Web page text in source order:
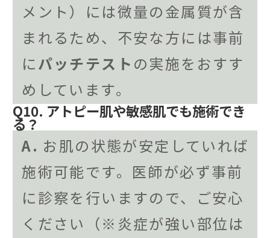
メント）には微量の金属質が含
まれるため、不安な方には事前
にパッチテスト の実施をおすす
めしています。
Q10. アトピー肌や敏感肌でも施術でき
る？
A. お肌の状態が安定していれば
施術可能です。医師が必ず事前
に診察を行いますので、ご安心
ください（※炎症が強い部位は